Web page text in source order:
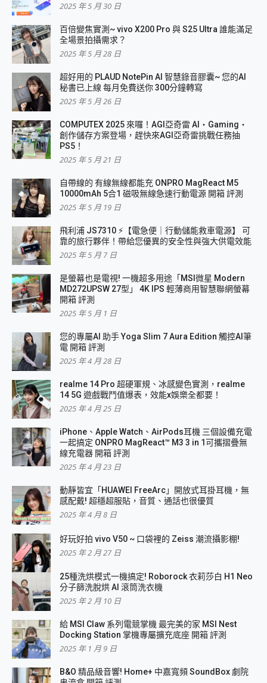
2025 年 5 月 30 日
百倍變焦實測~ vivo X200 Pro 與 S25 Ultra 誰能滿足
全場景拍攝需求？
2025 年 5 月 28 日
超好用的 PLAUD NotePin AI 智慧錄音膠囊~ 您的AI
秘書已上線 每月免費送你 300分鐘轉寫
2025 年 5 月 26 日
COMPUTEX 2025 來囉！AGI亞奇雷 AI・Gaming・
創作儲存方案登場，趕快來AGI亞奇雷挑戰任務抽
PS5！
2025 年 5 月 21 日
自帶線的 有線無線都能充 ONPRO MagReact M5
10000mAh 5合1 磁吸無線急速行動電源 開箱 評測
2025 年 5 月 19 日
飛利浦 JS7310 ⚡【電急便｜行動儲能救車電源】 可
靠的旅行夥伴！帶給您優異的安全性與強大供電效能
2025 年 5 月 7 日
是螢幕也是電視! 一機超多用途「MSI微星 Modern
MD272UPSW 27型」 4K IPS 輕薄商用智慧聯網螢幕
開箱 評測
2025 年 5 月 1 日
您的專屬AI 助手 Yoga Slim 7 Aura Edition 觸控AI筆
電 開箱 評測
2025 年 4 月 28 日
realme 14 Pro 超硬軍規、冰感變色實測，realme
14 5G 遊戲戰鬥值爆表，效能x娛樂全都要！
2025 年 4 月 25 日
iPhone、Apple Watch、AirPods耳機 三個設備充電
一起搞定 ONPRO MagReact™ M3 3 in 1可攜摺疊無
線充電器 開箱 評測
2025 年 4 月 23 日
動靜皆宜「HUAWEI FreeArc」開放式耳掛耳機，無
感配戴! 超穩超服貼，音質、通話也很優質
2025 年 4 月 8 日
好玩好拍 vivo V50 ~ 口袋裡的 Zeiss 潮流攝影棚!
2025 年 2 月 27 日
25種洗烘模式一機搞定! Roborock 衣莉莎白 H1 Neo
分子篩洗脫烘 AI 滾筒洗衣機
2025 年 2 月 10 日
給 MSI Claw 系列電競掌機 最完美的家 MSI Nest
Docking Station 掌機專屬擴充底座 開箱 評測
2025 年 1 月 9 日
B&O 精品級音響! Home+ 中嘉寬頻 SoundBox 劇院